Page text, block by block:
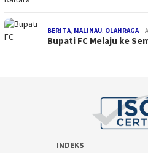
BERITA, MALINAU, OLAHRAGA
Bupati FC Melaju ke
INDEKS